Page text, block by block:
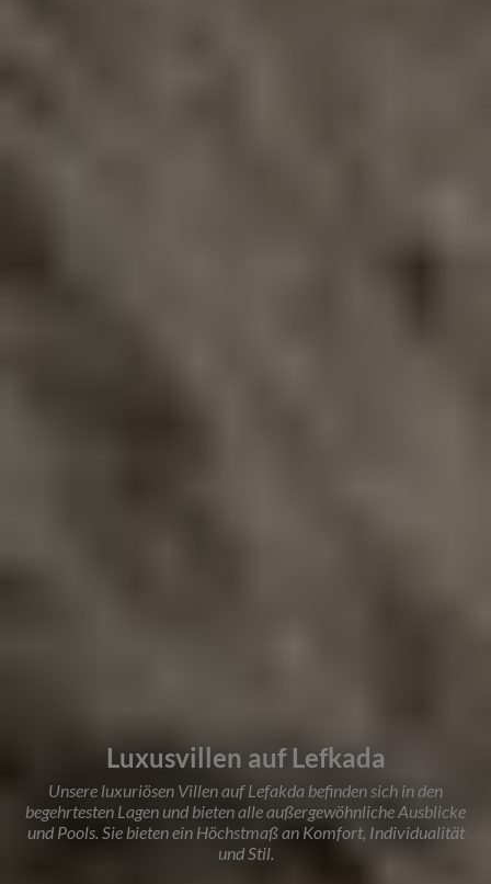
Luxusvillen auf Lefkada
Unsere luxuriösen Villen auf Lefakda befinden sich in den
begehrtesten Lagen und bieten alle außergewöhnliche Ausblicke
und Pools. Sie bieten ein Höchstmaß an Komfort, Individualität
und Stil.